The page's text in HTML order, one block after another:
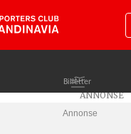
Billetter
Annonse